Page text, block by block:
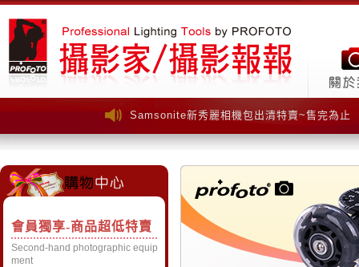
Samsonite新秀麗相機包出清特賣~售完為止
Samsonite新秀麗相機包出清特賣~售完為止
會員獨享-商品超低特賣
Second-hand photographic equip
ment